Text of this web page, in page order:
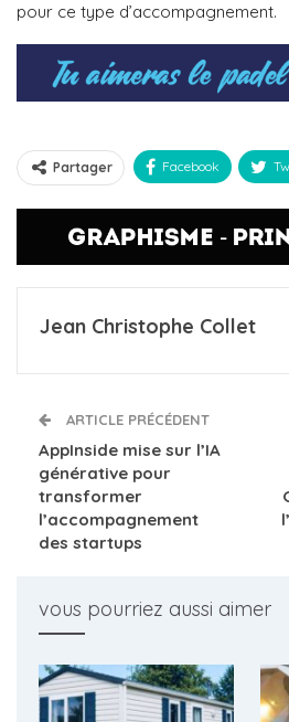
pour ce type d’accompagnement.
Partager Facebook
Jean Christophe Collet
ARTICLE PRÉCÉDENT
AppInside mise sur l’IA
générative pour
transformer
l’accompagnement
des startups
vous pourriez aussi aimer